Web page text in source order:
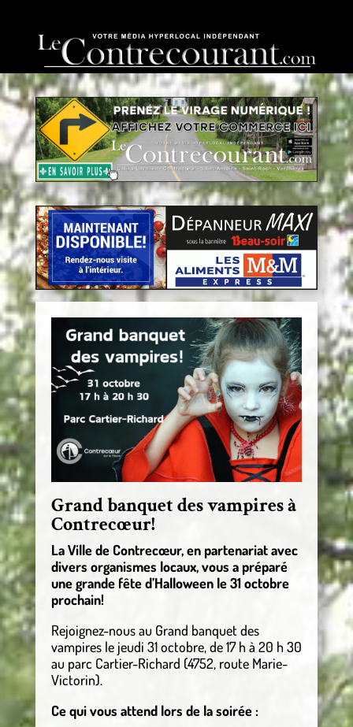
Grand banquet des vampires à
Contrecœur!
La Ville de Contrecœur, en partenariat avec
divers organismes locaux, vous a préparé
une grande fête d’Halloween le 31 octobre
prochain!
Rejoignez-nous au Grand banquet des
vampires le jeudi 31 octobre, de 17 h à 20 h 30
au parc Cartier-Richard (4752, route Marie-
Victorin).
Ce qui vous attend lors de la soirée :